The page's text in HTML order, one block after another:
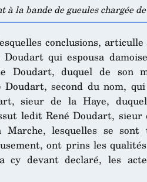
à la bande de gueules chargée
conclusions,
Doudart qui espousa
Doudart, duquel de son
Doudart, second du nom,
sieur de la Haye,
ledit René Doudart,
lesquelles se sont
ont prins les
cy devant declaré, les